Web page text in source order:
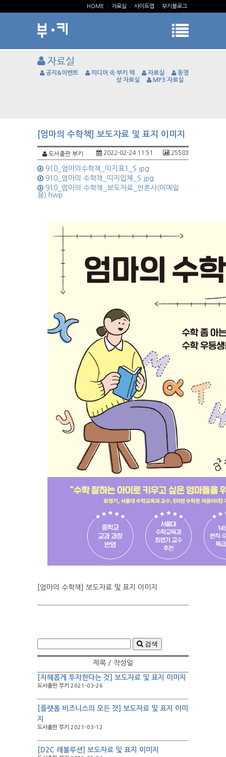
HOME 자료실 사이트맵 부키블로그
자료실
공지&이벤트 미디어 속 부키 책 자료실
동영
상 자료실
MP3 자료실
[엄마의 수학책] 보도자료 및 표지 이미지
도서출판 부키 25583
2022-02-24 11:51
910_엄마의수학책_띠지표1_S.jpg
910_엄마의 수학책_띠지입체_S.jpg
910_엄마의 수학책_보도자료_언론사(이메일
용).hwp
[엄마의 수학책] 보도자료 및 표지 이미지
검색
제목 / 작성일
[지혜롭게 투자한다는 것] 보도자료 및 표지 이미지
도서출판 부키 2021-03-26
[플랫폼 비즈니스의 모든 것] 보도자료 및 표지 이미
지
도서출판 부키 2021-03-12
[D2C 레볼루션] 보도자료 및 표지 이미지